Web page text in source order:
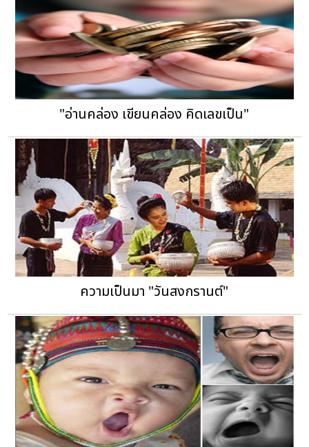
"อ่านคล่อง เขียนคล่อง คิดเลขเป็น"
ความเป็นมา "วันสงกรานต์"